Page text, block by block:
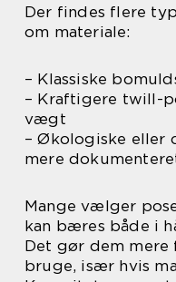
Der findes flere
om materiale:
– Klassiske
– Kraftigere twill-
vægt
– Økologiske eller
mere
Mange vælger
kan bæres både i
Det gør dem
bruge, især hvis